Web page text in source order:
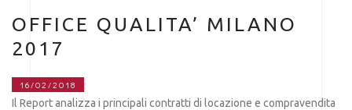
OFFICE QUALITA’ MILANO
2017
16/02/2018
Il Report analizza i principali contratti di locazione e compravendita